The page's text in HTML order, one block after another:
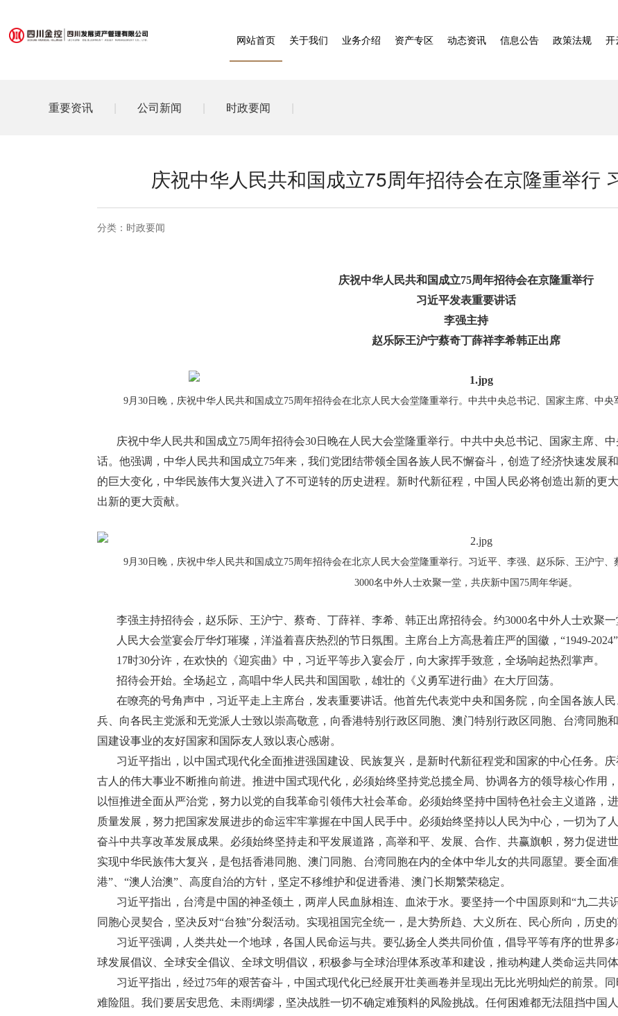
网站首页 关于我们 业务介绍 资产专区 动态资讯 信息公告 政策法规 开
重要资讯 | 公司新闻 | 时政要闻 |
庆祝中华人民共和国成立75周年招待会在京隆重举行
分类： 时政要闻
庆祝中华人民共和国成立75周年招待会在京隆重举行
习近平发表重要讲话
李强主持
赵乐际王沪宁蔡奇丁薛祥李希韩正出席
9月30日晚，庆祝中华人民共和国成立75周年招待会在北京人民大会堂隆重举行。中共中央总书记、国家主席、中央
庆祝中华人民共和国成立75周年招待会30日晚在人民大会堂隆重举行。中共中央总书记、国家主席、
话。他强调，中华人民共和国成立75年来，我们党团结带领全国各族人民不懈奋斗，创造了经济快速发展
的巨大变化，中华民族伟大复兴进入了不可逆转的历史进程。新时代新征程，中国人民必将创造出新的更
出新的更大贡献。
9月30日晚，庆祝中华人民共和国成立75周年招待会在北京人民大会堂隆重举行。习近平、李强、赵乐际、王沪宁
3000名中外人士欢聚一堂，共庆新中国75周年华诞。
李强主持招待会，赵乐际、王沪宁、蔡奇、丁薛祥、李希、韩正出席招待会。约3000名中外人士欢聚一
人民大会堂宴会厅华灯璀璨，洋溢着喜庆热烈的节日氛围。主席台上方高悬着庄严的国徽，“1949-
17时30分许，在欢快的《迎宾曲》中，习近平等步入宴会厅，向大家挥手致意，全场响起热烈掌声。
招待会开始。全场起立，高唱中华人民共和国国歌，雄壮的《义勇军进行曲》在大厅回荡。
在嘹亮的号角声中，习近平走上主席台，发表重要讲话。他首先代表党中央和国务院，向全国各族人
兵、向各民主党派和无党派人士致以崇高敬意，向香港特别行政区同胞、澳门特别行政区同胞、台湾同胞
国建设事业的友好国家和国际友人致以衷心感谢。
习近平指出，以中国式现代化全面推进强国建设、民族复兴，是新时代新征程党和国家的中心任务。
古人的伟大事业不断推向前进。推进中国式现代化，必须始终坚持党总揽全局、协调各方的领导核心作用
以恒推进全面从严治党，努力以党的自我革命引领伟大社会革命。必须始终坚持中国特色社会主义道路，
质量发展，努力把国家发展进步的命运牢牢掌握在中国人民手中。必须始终坚持以人民为中心，一切为了
奋斗中共享改革发展成果。必须始终坚持走和平发展道路，高举和平、发展、合作、共赢旗帜，努力促进
实现中华民族伟大复兴，是包括香港同胞、澳门同胞、台湾同胞在内的全体中华儿女的共同愿望。要全面
港”、“澳人治澳”、高度自治的方针，坚定不移维护和促进香港、澳门长期繁荣稳定。
习近平指出，台湾是中国的神圣领土，两岸人民血脉相连、血浓于水。要坚持一个中国原则和“九二共
同胞心灵契合，坚决反对“台独”分裂活动。实现祖国完全统一，是大势所趋、大义所在、民心所向，历史的
习近平强调，人类共处一个地球，各国人民命运与共。要弘扬全人类共同价值，倡导平等有序的世界
球发展倡议、全球安全倡议、全球文明倡议，积极参与全球治理体系改革和建设，推动构建人类命运共同体
习近平指出，经过75年的艰苦奋斗，中国式现代化已经展开壮美画卷并呈现出无比光明灿烂的前景。
难险阻。我们要居安思危、未雨绸缪，坚决战胜一切不确定难预料的风险挑战。任何困难都无法阻挡中国人